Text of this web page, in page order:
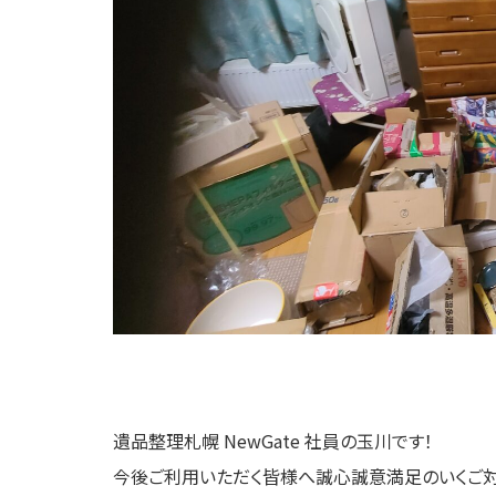
遺品整理札幌 NewGate 社員の玉川です！
今後ご利用いただく皆様へ誠心誠意満足のいくご